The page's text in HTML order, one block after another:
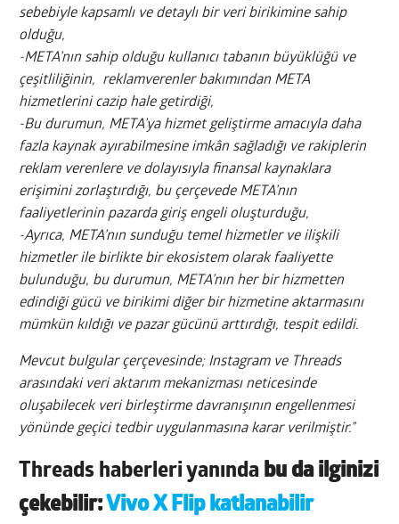
sebebiyle kapsamlı ve detaylı bir veri birikimine sahip
olduğu,
-META’nın sahip olduğu kullanıcı tabanın büyüklüğü ve
çeşitliliğinin, reklamverenler bakımından META
hizmetlerini cazip hale getirdiği,
-Bu durumun, META’ya hizmet geliştirme amacıyla daha
fazla kaynak ayırabilmesine imkân sağladığı ve rakiplerin
reklam verenlere ve dolayısıyla finansal kaynaklara
erişimini zorlaştırdığı, bu çerçevede META’nın
faaliyetlerinin pazarda giriş engeli oluşturduğu,
-Ayrıca, META’nın sunduğu temel hizmetler ve ilişkili
hizmetler ile birlikte bir ekosistem olarak faaliyette
bulunduğu, bu durumun, META’nın her bir hizmetten
edindiği gücü ve birikimi diğer bir hizmetine aktarmasını
mümkün kıldığı ve pazar gücünü arttırdığı, tespit edildi.
Mevcut bulgular çerçevesinde; Instagram ve Threads
arasındaki veri aktarım mekanizması neticesinde
oluşabilecek veri birleştirme davranışının engellenmesi
yönünde geçici tedbir uygulanmasına karar verilmiştir.”
Threads haberleri yanında bu da ilginizi
çekebilir: Vivo X Flip katlanabilir